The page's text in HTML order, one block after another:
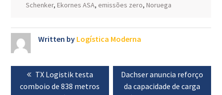
Schenker, Ekornes ASA, emissões zero, Noruega
Written by Logística Moderna
Navegação
Previous
post:
TX Logistik testa
comboio de 838 metros
Next
post:
Dachser anuncia reforço
da capacidade de carga